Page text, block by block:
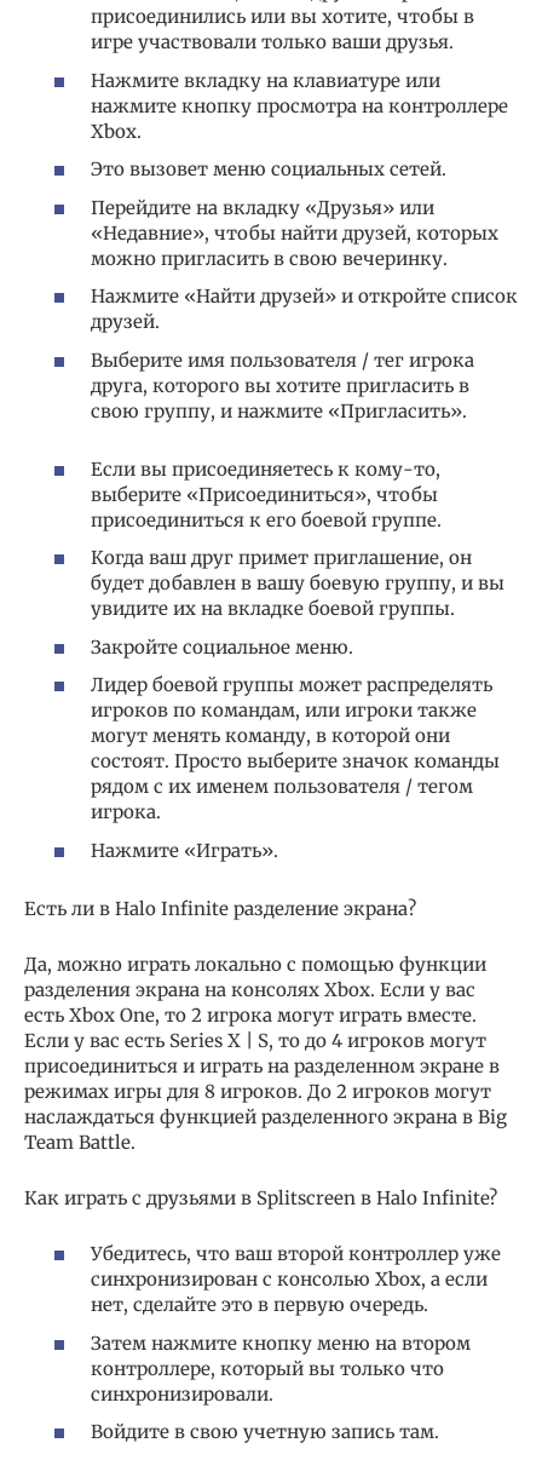
присоединились или вы хотите, чтобы в
игре участвовали только ваши друзья.
Нажмите вкладку на клавиатуре или
нажмите кнопку просмотра на контроллере
Xbox.
Это вызовет меню социальных сетей.
Перейдите на вкладку «Друзья» или
«Недавние», чтобы найти друзей, которых
можно пригласить в свою вечеринку.
Нажмите «Найти друзей» и откройте список
друзей.
Выберите имя пользователя / тег игрока
друга, которого вы хотите пригласить в
свою группу, и нажмите «Пригласить».
Если вы присоединяетесь к кому-то,
выберите «Присоединиться», чтобы
присоединиться к его боевой группе.
Когда ваш друг примет приглашение, он
будет добавлен в вашу боевую группу, и вы
увидите их на вкладке боевой группы.
Закройте социальное меню.
Лидер боевой группы может распределять
игроков по командам, или игроки также
могут менять команду, в которой они
состоят. Просто выберите значок команды
рядом с их именем пользователя / тегом
игрока.
Нажмите «Играть».
Есть ли в Halo Infinite разделение экрана?
Да, можно играть локально с помощью функции
разделения экрана на консолях Xbox. Если у вас
есть Xbox One, то 2 игрока могут играть вместе.
Если у вас есть Series X | S, то до 4 игроков могут
присоединиться и играть на разделенном экране в
режимах игры для 8 игроков. До 2 игроков могут
наслаждаться функцией разделенного экрана в Big
Team Battle.
Как играть с друзьями в Splitscreen в Halo Infinite?
Убедитесь, что ваш второй контроллер уже
синхронизирован с консолью Xbox, а если
нет, сделайте это в первую очередь.
Затем нажмите кнопку меню на втором
контроллере, который вы только что
синхронизировали.
Войдите в свою учетную запись там.